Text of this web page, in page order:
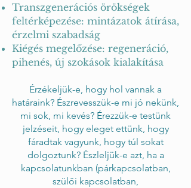
Transzgenerációs örökségek
feltérképezése: mintázatok átírása,
érzelmi szabadság
Kiégés megelőzése: regeneráció,
pihenés, új szokások kialakítása
Érzékeljük-e, hogy hol vannak a
határaink? Észrevesszük-e mi jó nekünk,
mi sok, mi kevés? Érezzük-e testünk
jelzéseit, hogy eleget ettünk, hogy
fáradtak vagyunk, hogy túl sokat
dolgoztunk? Észleljük-e azt, ha a
kapcsolatunkban (párkapcsolatban,
szülői kapcsolatban,